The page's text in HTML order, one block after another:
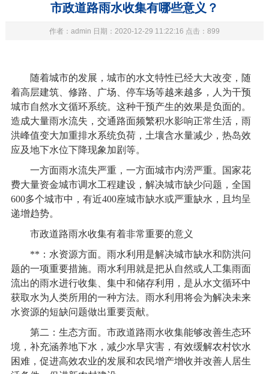
市政道路雨水收集有哪些意义？
作者：admin 日期：2020-12-29 11:22:16 点击：899
随着城市的发展，城市的水文特性已经大大改变，随
着高层建筑、修路、广场、停车场等越来越多，人为干预
城市自然水文循环系统。这种干预产生的效果是负面的。
造成大量雨水流失，交通路面频繁积水影响正常生活，雨
洪峰值变大加重排水系统负荷，土壤含水量减少，热岛效
应及地下水位下降现象加剧等。
一方面雨水流失严重，一方面城市内涝严重。国家花
费大量资金城市调水工程建设，解决城市缺少问题，全国
600多个城市中，有近400座城市缺水或严重缺水，且均呈
递增趋势。
市政道路雨水收集有着非常重要的意义
**：水资源方面。雨水利用是解决城市缺水和防洪问
题的一项重要措施。雨水利用就是把从自然或人工集雨面
流出的雨水进行收集、集中和储存利用，是从水文循环中
获取水为人类所用的一种方法。雨水利用将会为解决未来
水资源的短缺问题做出重要贡献。
第二：生态方面。市政道路雨水收集能够改善生态环
境，补充涵养地下水，减少水旱灾害，有效缓解农村饮水
困难，促进高效农业的发展和农民增产增收并改善人居生